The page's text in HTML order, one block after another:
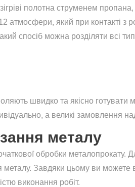
полотна струменем
атмосфери, який при контакті з
спосіб можна розділяти всі
швидко та якісно
а великі замовлення
металу
обробки металопрокату.
металу. Завдяки цьому ви
виконання робіт.